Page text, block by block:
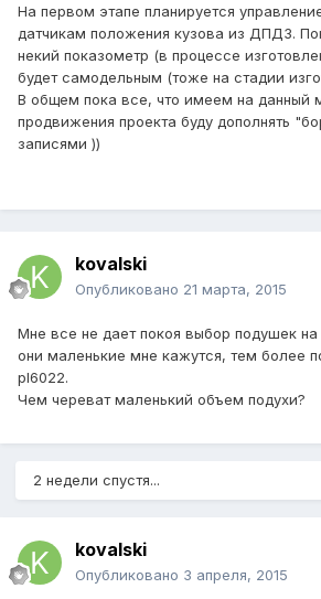
На первом этапе планируется
датчикам положения кузова из ДПДЗ.
некий показометр (в процессе
будет самодельным (тоже на стадии
В общем пока все, что имеем на данный
продвижения проекта буду дополнять
записями ))
kovalski
Опубликовано 21 марта, 2015
Мне все не дает покоя выбор подушек
они маленькие мне кажутся, тем более
pl6022.
Чем череват маленький объем подухи?
2 недели спустя...
kovalski
Опубликовано 3 апреля, 2015